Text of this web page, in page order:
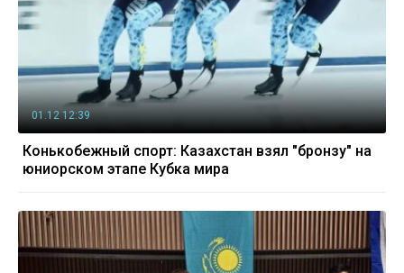
01.12 12:39
Конькобежный спорт: Казахстан взял "бронзу" на
юниорском этапе Кубка мира